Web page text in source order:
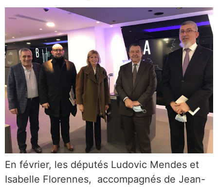
En février, les députés Ludovic Mendes et
Isabelle Florennes, accompagnés de Jean-